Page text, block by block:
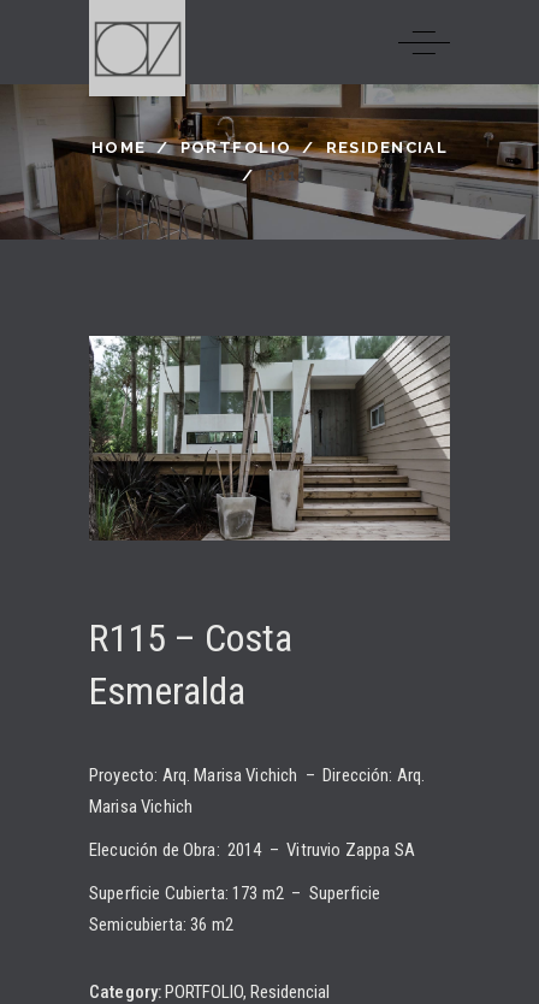
HOME/PORTFOLIO/RESIDENCIAL
/R115
R115 – Costa
Esmeralda​
Proyecto: Arq. Marisa Vichich – Dirección: Arq.
Marisa Vichich
Elecución de Obra: 2014 – Vitruvio Zappa SA
Superficie Cubierta: 173 m2 – Superficie
Semicubierta: 36 m2
Category:PORTFOLIO Residencial